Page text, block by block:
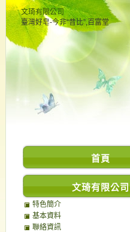
文琦有限公司
臺灣好皂-今非“昔比”,百富堂
首頁
文琦有限公司
特色簡介
基本資料
聯絡資訊